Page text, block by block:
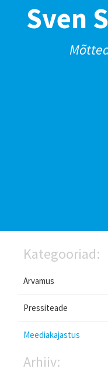
Sven
Kategooriad:
Arvamus
Pressiteade
Meediakajastus
Arhiiv: